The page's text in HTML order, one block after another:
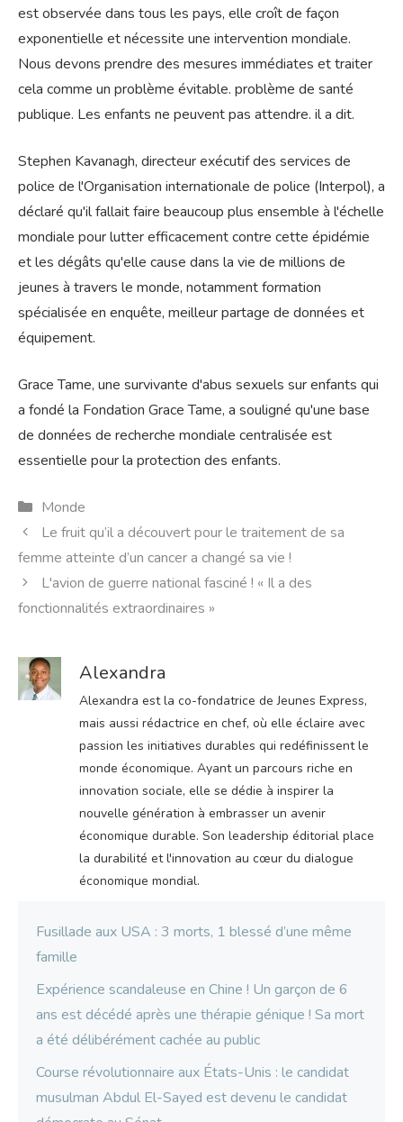
est observée dans tous les pays, elle croît de façon
exponentielle et nécessite une intervention mondiale.
Nous devons prendre des mesures immédiates et traiter
cela comme un problème évitable. problème de santé
publique. Les enfants ne peuvent pas attendre. il a dit.
Stephen Kavanagh, directeur exécutif des services de
police de l'Organisation internationale de police (Interpol), a
déclaré qu'il fallait faire beaucoup plus ensemble à l'échelle
mondiale pour lutter efficacement contre cette épidémie
et les dégâts qu'elle cause dans la vie de millions de
jeunes à travers le monde, notamment formation
spécialisée en enquête, meilleur partage de données et
équipement.
Grace Tame, une survivante d'abus sexuels sur enfants qui
a fondé la Fondation Grace Tame, a souligné qu'une base
de données de recherche mondiale centralisée est
essentielle pour la protection des enfants.
Catégories
Monde
Le fruit qu’il a découvert pour le traitement de sa
femme atteinte d’un cancer a changé sa vie !
L'avion de guerre national fasciné ! « Il a des
fonctionnalités extraordinaires »
Alexandra
Alexandra est la co-fondatrice de Jeunes Express,
mais aussi rédactrice en chef, où elle éclaire avec
passion les initiatives durables qui redéfinissent le
monde économique. Ayant un parcours riche en
innovation sociale, elle se dédie à inspirer la
nouvelle génération à embrasser un avenir
économique durable. Son leadership éditorial place
la durabilité et l'innovation au cœur du dialogue
économique mondial.
Fusillade aux USA : 3 morts, 1 blessé d’une même
famille
Expérience scandaleuse en Chine ! Un garçon de 6
ans est décédé après une thérapie génique ! Sa mort
a été délibérément cachée au public
Course révolutionnaire aux États-Unis : le candidat
musulman Abdul El-Sayed est devenu le candidat